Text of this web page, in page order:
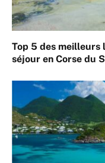
Top 5 des
séjour en Corse du